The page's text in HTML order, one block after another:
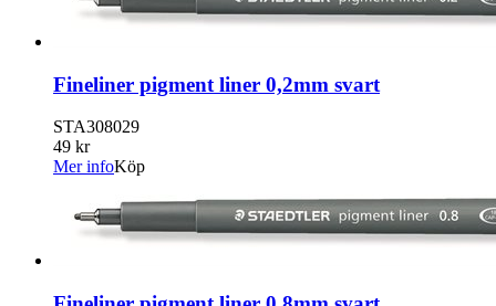
Fineliner pigment liner 0,2mm svart
STA308029
49 kr
Mer infoKöp